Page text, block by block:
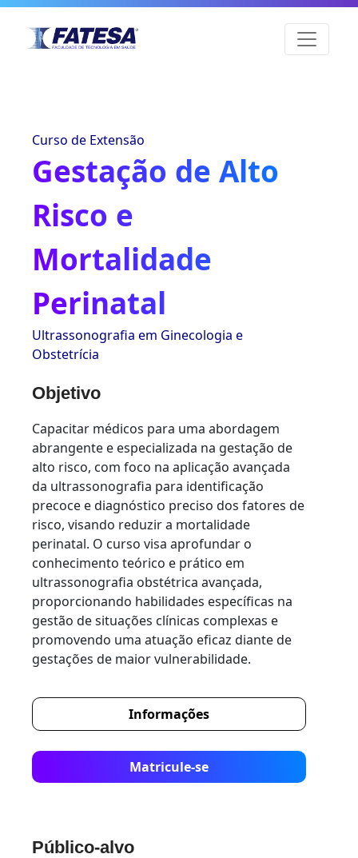
Curso de Extensão
Gestação de Alto
Risco e
Mortalidade
Perinatal
Ultrassonografia em Ginecologia e
Obstetrícia
Objetivo
Capacitar médicos para uma abordagem
abrangente e especializada na gestação de
alto risco, com foco na aplicação avançada
da ultrassonografia para identificação
precoce e diagnóstico preciso dos fatores de
risco, visando reduzir a mortalidade
perinatal. O curso visa aprofundar o
conhecimento teórico e prático em
ultrassonografia obstétrica avançada,
proporcionando habilidades específicas na
gestão de situações clínicas complexas e
promovendo uma atuação eficaz diante de
gestações de maior vulnerabilidade.
Informações
Matricule-se
Público-alvo